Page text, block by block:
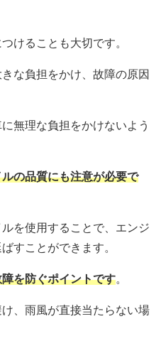
けることも大切です。
な負担をかけ、故障の原因
無理な負担をかけないよう
の品質にも注意が必要で
を使用することで、エンジ
すことができます。
を防ぐポイントです。
、雨風が直接当たらない場